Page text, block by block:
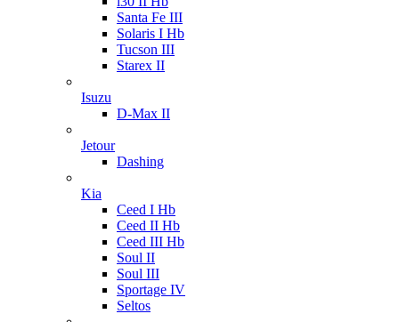
Santa Fe III
Solaris I Hb
Tucson III
Starex II
Isuzu
D-Max II
Jetour
Dashing
Kia
Ceed I Hb
Ceed II Hb
Ceed III Hb
Soul II
Soul III
Sportage IV
Seltos